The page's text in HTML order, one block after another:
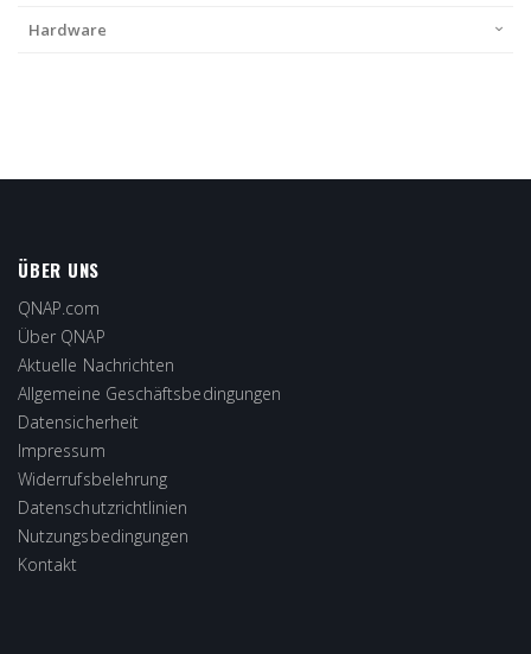
Hardware
ÜBER UNS
QNAP.com
Über QNAP
Aktuelle Nachrichten
Allgemeine Geschäftsbedingungen
Datensicherheit
Impressum
Widerrufsbelehrung
Datenschutzrichtlinien
Nutzungsbedingungen
Kontakt